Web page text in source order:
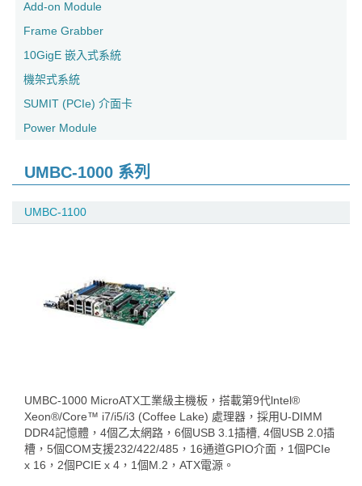
Add-on Module
Frame Grabber
10GigE 嵌入式系統
機架式系統
SUMIT (PCIe) 介面卡
Power Module
UMBC-1000 系列
UMBC-1100
UMBC-1000 MicroATX工業級主機板，搭載第9代lntel®
Xeon®/Core™ i7/i5/i3 (Coffee Lake) 處理器，採用U-DIMM
DDR4記憶體，4個乙太網路，6個USB 3.1插槽, 4個USB 2.0插
槽，5個COM支援232/422/485，16通道GPIO介面，1個PCIe
x 16，2個PCIE x 4，1個M.2，ATX電源。